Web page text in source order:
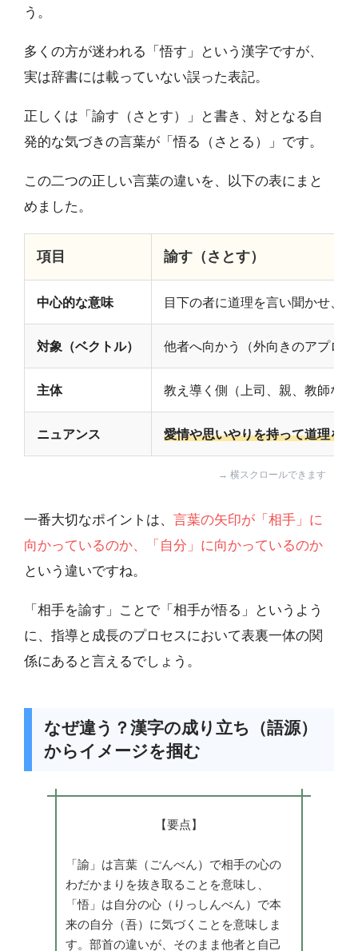
う。
多くの方が迷われる「悟す」という漢字ですが、
実は辞書には載っていない誤った表記。
正しくは「諭す（さとす）」と書き、対となる自
発的な気づきの言葉が「悟る（さとる）」です。
この二つの正しい言葉の違いを、以下の表にまと
めました。
項目 諭す（さとす）
中心的な意味 目下の者に道理を言い聞かせ、
対象（ベクトル） 他者へ向かう（外向きのアプロ
主体 教え導く側（上司、親、教師など
ニュアンス 愛情や思いやりを持って道理を説
一番大切なポイントは、 言葉の矢印が「相手」に
向かっているのか、「自分」に向かっているのか
という違いですね。
「相手を諭す」ことで「相手が悟る」というよう
に、指導と成長のプロセスにおいて表裏一体の関
係にあると言えるでしょう。
なぜ違う？漢字の成り立ち（語源）
からイメージを掴む
【要点】
「諭」は言葉（ごんべん）で相手の心の
わだかまりを抜き取ることを意味し、
「悟」は自分の心（りっしんべん）で本
来の自分（吾）に気づくことを意味しま
す。部首の違いが、そのまま他者と自己